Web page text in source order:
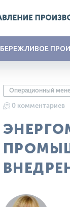
БЕРЕЖЛИВОЕ
Операционный
0 комментариев